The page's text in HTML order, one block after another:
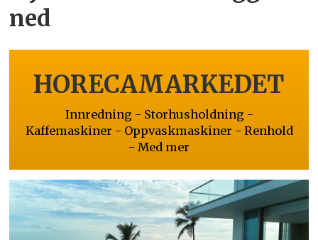
ned
HORECAMARKEDET
Innredning - Storhusholdning -
Kaffemaskiner - Oppvaskmaskiner - Renhold
- Med mer